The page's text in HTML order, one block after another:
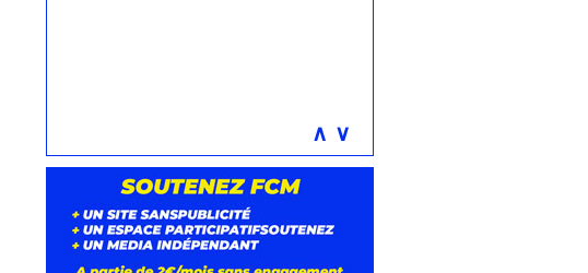
∧ ∨